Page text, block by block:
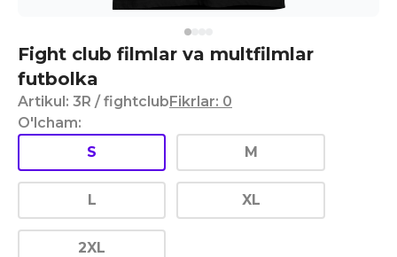
Fight club filmlar va multfilmlar
futbolka
Artikul: 3R / fightclubFikrlar: 0
O'lcham:
S
M
L XL
2XL